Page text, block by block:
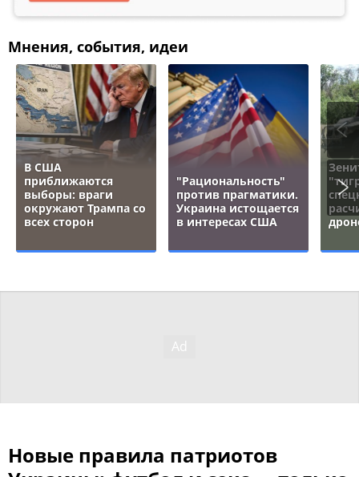
Мнения, события, идеи
В США
приближаются
выборы: враги
окружают Трампа со
всех сторон
"Рациональность"
против прагматики.
Украина истощается
в интересах США
Новые правила патриотов